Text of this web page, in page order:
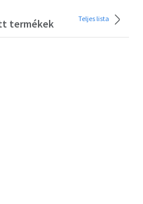
termékek Teljes lista